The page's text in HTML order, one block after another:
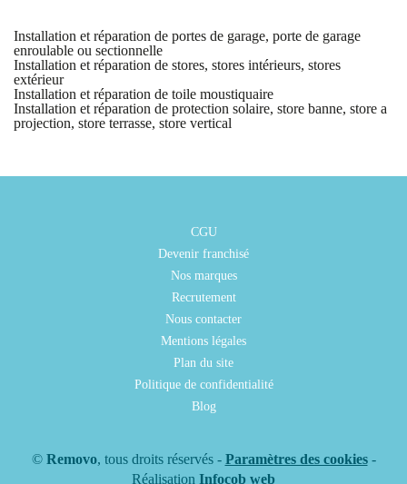
Installation et réparation de portes de garage, porte de garage
enroulable ou sectionnelle
Installation et réparation de stores, stores intérieurs, stores
extérieur
Installation et réparation de toile moustiquaire
Installation et réparation de protection solaire, store banne, store a
projection, store terrasse, store vertical
CGU
Devenir franchisé
Nos marques
Recrutement
Nous contacter
Mentions légales
Plan du site
Politique de confidentialité
Blog
© Removo, tous droits réservés - Paramètres des cookies-
Réalisation Infocob web